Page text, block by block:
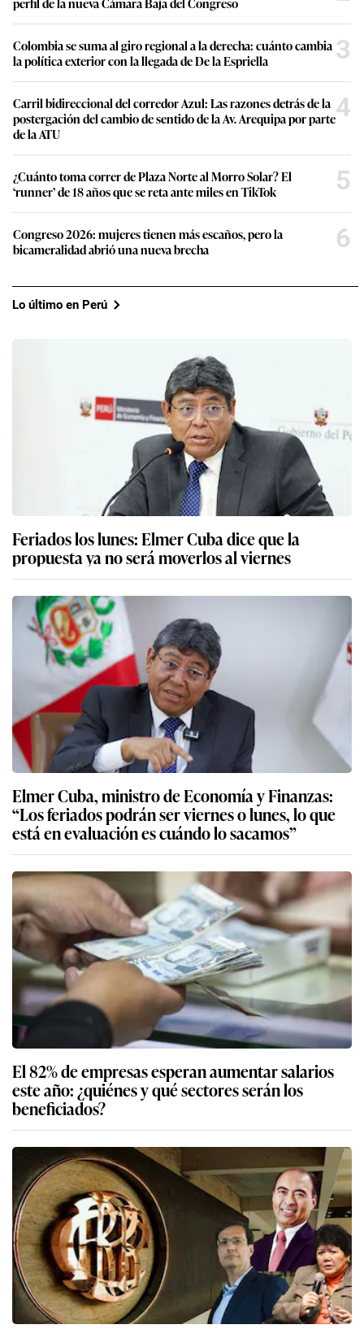
Colombia se suma al giro regional a la derecha: cuánto cambia
la política exterior con la llegada de De la Espriella
3
Carril bidireccional del corredor Azul: Las razones detrás de la
postergación del cambio de sentido de la Av. Arequipa por parte
de la ATU
4
¿Cuánto toma correr de Plaza Norte al Morro Solar? El
‘runner’ de 18 años que se reta ante miles en TikTok
5
Congreso 2026: mujeres tienen más escaños, pero la
bicameralidad abrió una nueva brecha
6
Lo último en Perú
Feriados los lunes: Elmer Cuba dice que la
propuesta ya no será moverlos al viernes
Elmer Cuba, ministro de Economía y Finanzas:
“Los feriados podrán ser viernes o lunes, lo que
está en evaluación es cuándo lo sacamos”
El 82% de empresas esperan aumentar salarios
este año: ¿quiénes y qué sectores serán los
beneficiados?